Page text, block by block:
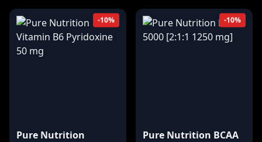
-10%
Pure Nutrition
-10%
Pure Nutrition BCAA